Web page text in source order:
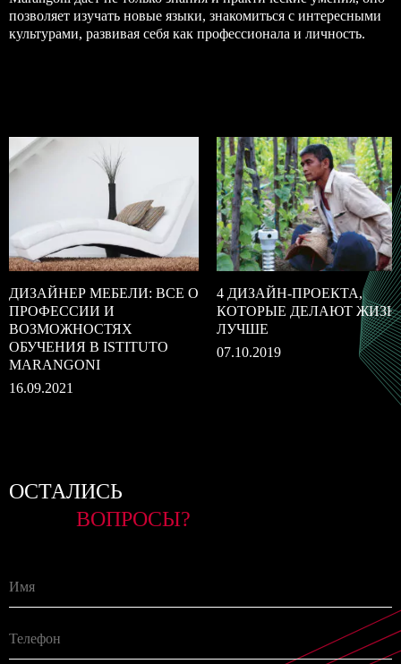
позволяет изучать новые языки, знакомиться с интересными
культурами, развивая себя как профессионала и личность.
ДИЗАЙНЕР МЕБЕЛИ: ВСЕ О
ПРОФЕССИИ И
ВОЗМОЖНОСТЯХ
ОБУЧЕНИЯ В ISTITUTO
MARANGONI
16.09.2021
4 ДИЗАЙН-ПРОЕКТА,
КОТОРЫЕ ДЕЛАЮТ
ЛУЧШЕ
07.10.2019
ОСТАЛИСЬ
ВОПРОСЫ?